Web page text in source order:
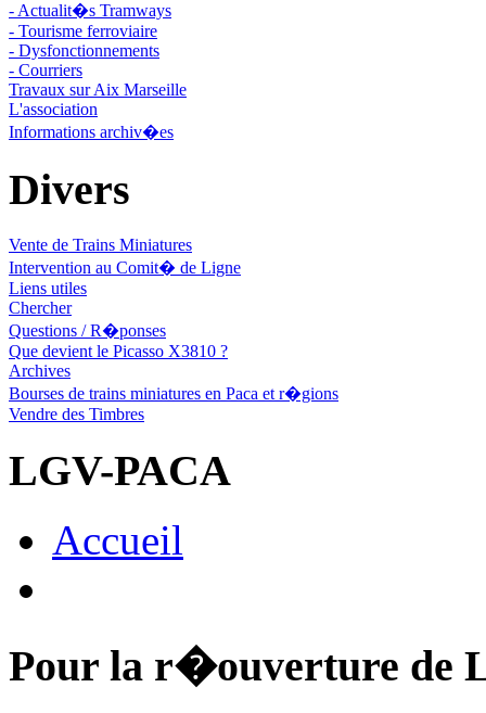
- Actualit�s Tramways
- Tourisme ferroviaire
- Dysfonctionnements
- Courriers
Travaux sur Aix Marseille
L'association
Informations archiv�es
Divers
Vente de Trains Miniatures
Intervention au Comit� de Ligne
Liens utiles
Chercher
Questions / R�ponses
Que devient le Picasso X3810 ?
Archives
Bourses de trains miniatures en Paca et r�gions
Vendre des Timbres
LGV-PACA
Accueil
Pour la r�ouverture de